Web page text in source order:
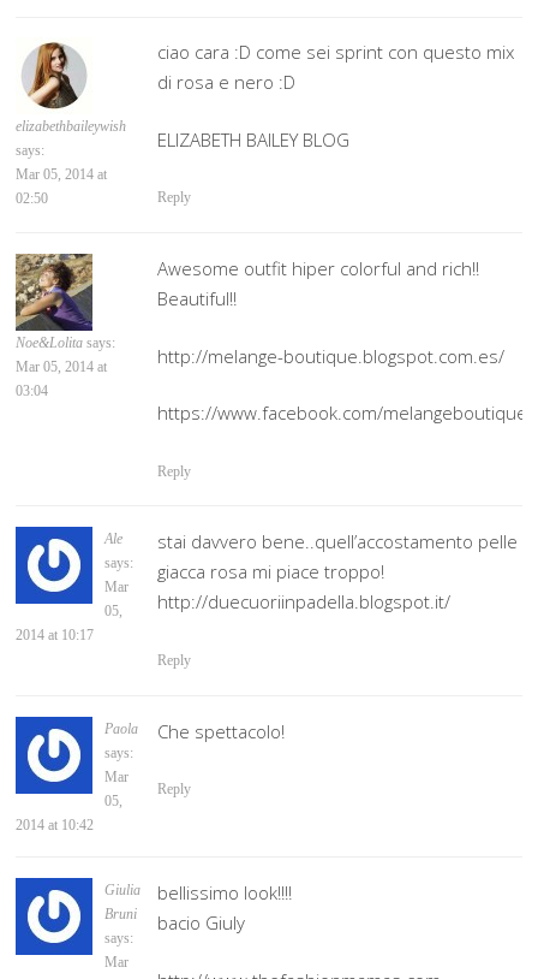
elizabethbaileywish
says:
Mar 05, 2014 at
02:50
ciao cara :D come sei sprint con questo mix
di rosa e nero :D
ELIZABETH BAILEY BLOG
Reply
Noe&Lolita says:
Mar 05, 2014 at
03:04
Awesome outfit hiper colorful and rich!!
Beautiful!!
http://melange-boutique.blogspot.com.es/
https://www.facebook.com/
Reply
Ale
says:
Mar
05,
2014 at 10:17
stai davvero bene..quell’accostamento pelle
giacca rosa mi piace troppo!
http://duecuoriinpadella.blogspot.it/
Reply
Paola
says:
Mar
05,
2014 at 10:42
Che spettacolo!
Reply
Giulia
Bruni
says:
Mar
bellissimo look!!!!
bacio Giuly